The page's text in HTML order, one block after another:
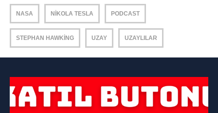
NASA NIKOLA TESLA PODCAST
STEPHAN HAWKING UZAY UZAYLILAR